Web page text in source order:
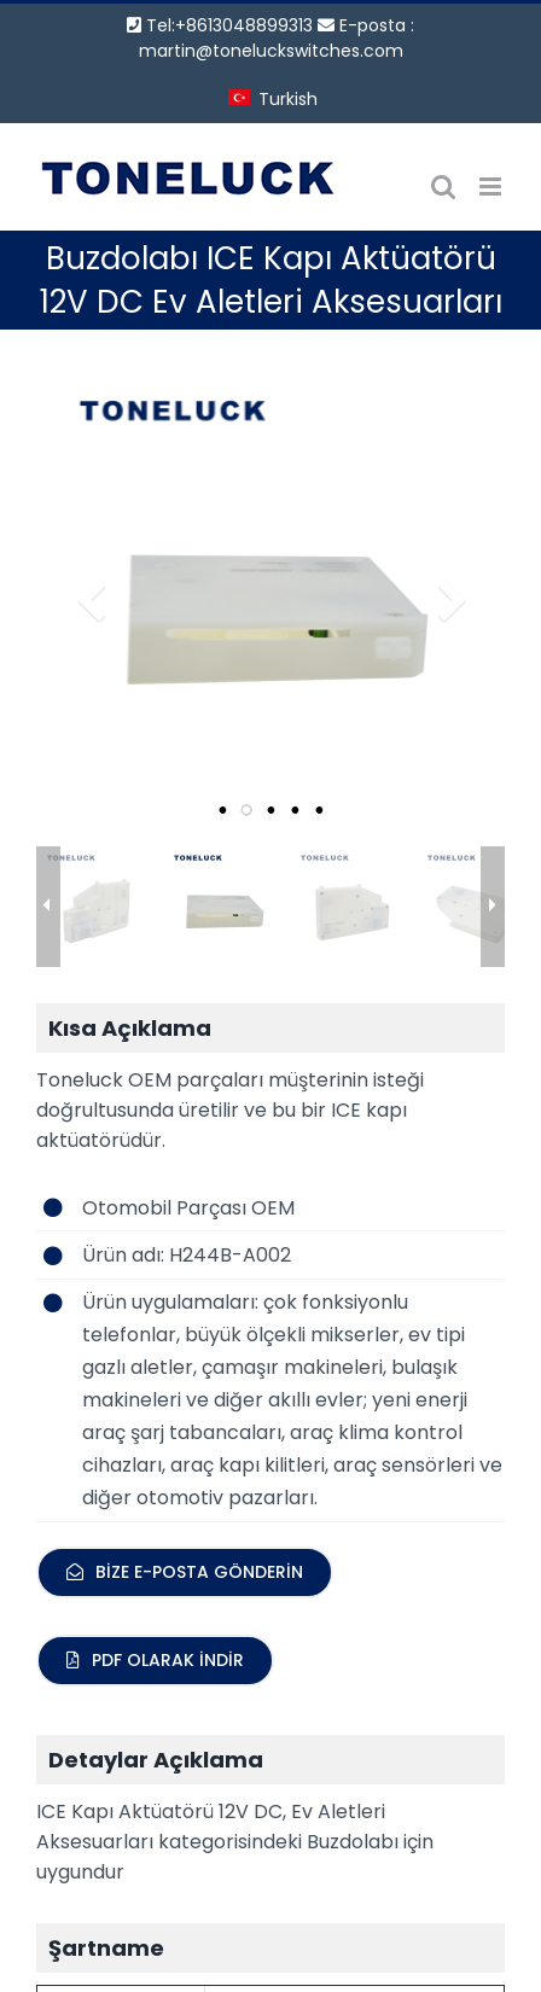
Tel:+8613048899313
E-posta :
martin@toneluckswitches.com
Turkish
Buzdolabı ICE Kapı Aktüatörü
12V DC Ev Aletleri Aksesuarları
Kısa Açıklama
Toneluck OEM parçaları müşterinin isteği
doğrultusunda üretilir ve bu bir ICE kapı
aktüatörüdür.
Otomobil Parçası OEM
Ürün adı: H244B-A002
Ürün uygulamaları: çok fonksiyonlu
telefonlar, büyük ölçekli mikserler, ev tipi
gazlı aletler, çamaşır makineleri, bulaşık
makineleri ve diğer akıllı evler; yeni enerji
araç şarj tabancaları, araç klima kontrol
cihazları, araç kapı kilitleri, araç sensörleri ve
diğer otomotiv pazarları.
BİZE E-POSTA GÖNDERİN
PDF OLARAK İNDİR
Detaylar Açıklama
ICE Kapı Aktüatörü 12V DC, Ev Aletleri
Aksesuarları kategorisindeki Buzdolabı için
uygundur
Şartname